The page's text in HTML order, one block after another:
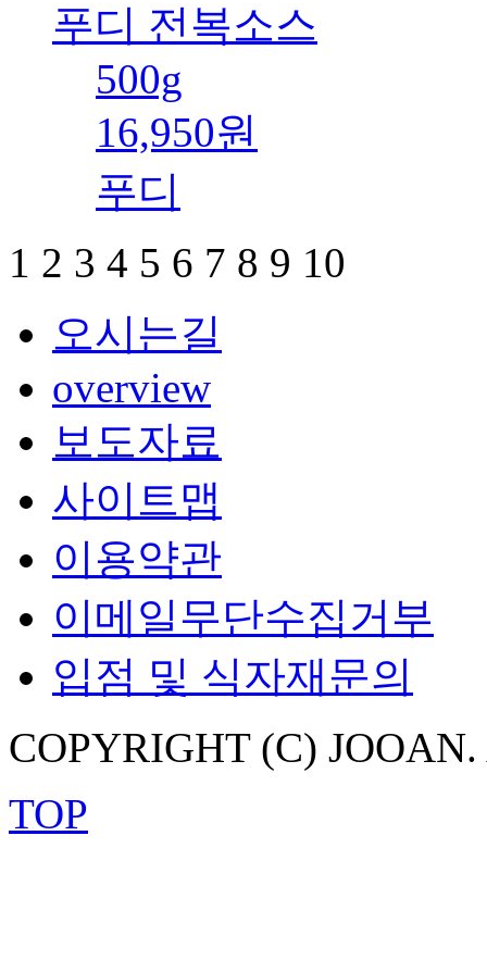
푸디 전복소스
500g
16,950원
푸디
1 2 3 4 5 6 7 8 9 10
오시는길
overview
보도자료
사이트맵
이용약관
이메일무단수집거부
입점 및 식자재문의
COPYRIGHT (C)
TOP